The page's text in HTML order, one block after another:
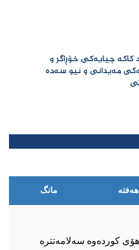
کاکە چیایەکی خۆڕاگر و
مەیدانی و نیو سەدە
هەفتە مانگ
کوردەوە سەلامەتترە